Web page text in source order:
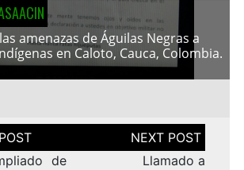
amenazas de Águilas Negras a
en Caloto, Cauca, Colombia.
de
Llamado a